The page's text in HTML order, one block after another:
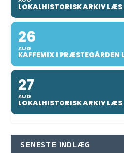
LOKALHISTORISK ARKIV LÆS
26
AUG
KAFFEMIX I PRÆSTEGÅRDEN
27
AUG
LOKALHISTORISK ARKIV LÆS
SENESTE INDLÆG